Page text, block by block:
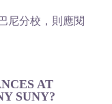
尼分校，則應閱
AT
SUNY?